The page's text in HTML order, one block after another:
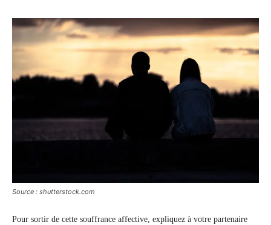
Source : shutterstock.com
Pour sortir de cette souffrance affective, expliquez à votre partenaire